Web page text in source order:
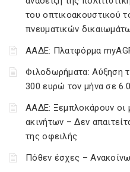
του οπτικοακουστικού
πνευματικών
ΑΑΔΕ: Πλατφόρμα
Φιλοδωρήματα: Αύξηση
300 ευρώ τον μήνα σε
ΑΑΔΕ: Ξεμπλοκάρουν οι
ακινήτων – Δεν
της οφειλής
Πόθεν έσχες –